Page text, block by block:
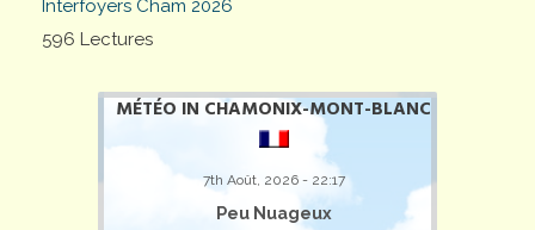
Interfoyers Cham 2026
596 Lectures
MÉTÉO IN CHAMONIX-MONT-BLANC
7th Août, 2026 - 22:17
Peu Nuageux